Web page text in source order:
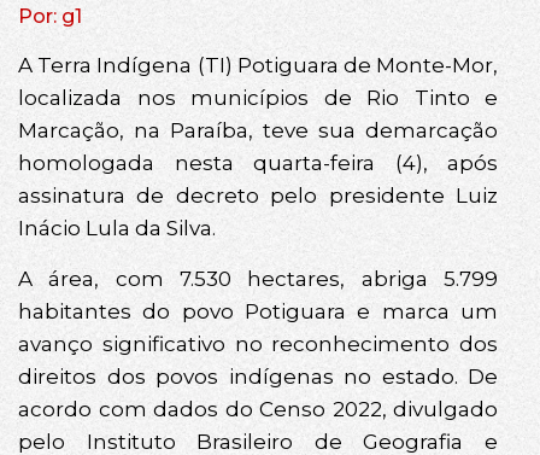
Por: g1
A Terra Indígena (TI) Potiguara de Monte-Mor,
localizada nos municípios de Rio Tinto e
Marcação, na Paraíba, teve sua demarcação
homologada nesta quarta-feira (4), após
assinatura de decreto pelo presidente Luiz
Inácio Lula da Silva.
A área, com 7.530 hectares, abriga 5.799
habitantes do povo Potiguara e marca um
avanço significativo no reconhecimento dos
direitos dos povos indígenas no estado. De
acordo com dados do Censo 2022, divulgado
pelo Instituto Brasileiro de Geografia e